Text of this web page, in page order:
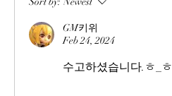
GM키위
Feb 24, 2024
수고하셨습니다.ㅎ_ㅎ